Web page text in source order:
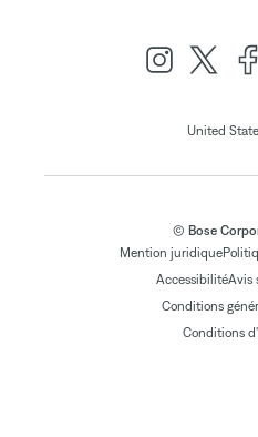
United
© Bose
Mention juridique
AccessibilitéAvis
Conditions
Conditions